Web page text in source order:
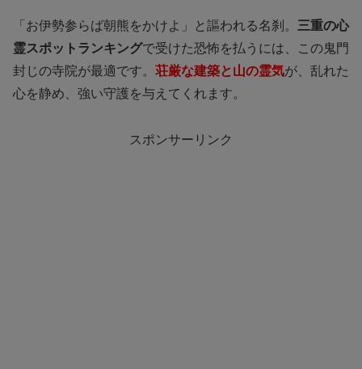
「お伊勢参らば朝熊をかけよ」と謳われる名刹。 三重の心
霊スポットランキングで受けた恐怖を払うには、この鬼門
封じの寺院が最適です。 荘厳な建築と山の霊気が、乱れた
心を静め、強い守護を与えてくれます。
スポンサーリンク